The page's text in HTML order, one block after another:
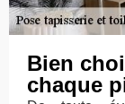
Bien
chaque